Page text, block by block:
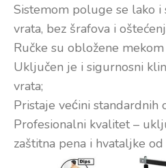
Sistemom poluge se lako i
vrata, bez šrafova i
Ručke su obložene
Uključen je i sigurnosni
vrata;
Pristaje većini standardnih
Profesionalni kvalitet –
zaštitna pena i hvataljke